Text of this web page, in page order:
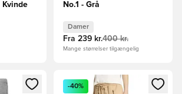
Kvinde
No.1 - Grå
Damer
Fra 239 kr.400 kr.
Mange størrelser tilgængelig
til at logge ind eller tilmelde dig som
Åbner en Modal til at logge
-40%